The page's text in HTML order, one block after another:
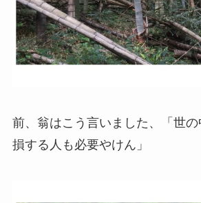
前、翁はこう言いました、「世の
損する人も必要やけん」